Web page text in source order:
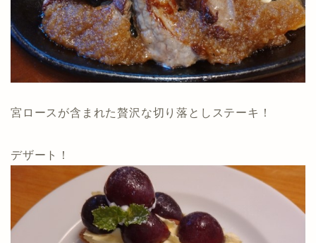
宮ロースが含まれた贅沢な切り落としステーキ！
デザート！